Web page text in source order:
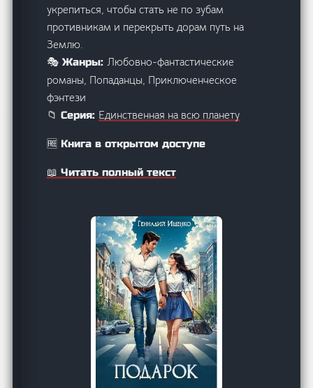
укрепиться, чтобы стать не по зубам
противникам и перекрыть дорам путь на
Землю.
🎭 Жанры:Любовно-фантастические
романы, Попаданцы, Приключенческое
фэнтези
📁 Серия: Единственная на всю планету
🆓 Книга в открытом доступе
📖 Читать полный текст